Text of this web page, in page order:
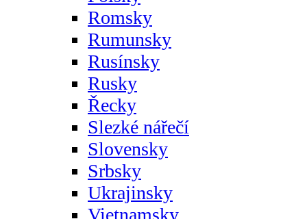
Romsky
Rumunsky
Rusínsky
Rusky
Řecky
Slezké nářečí
Slovensky
Srbsky
Ukrajinsky